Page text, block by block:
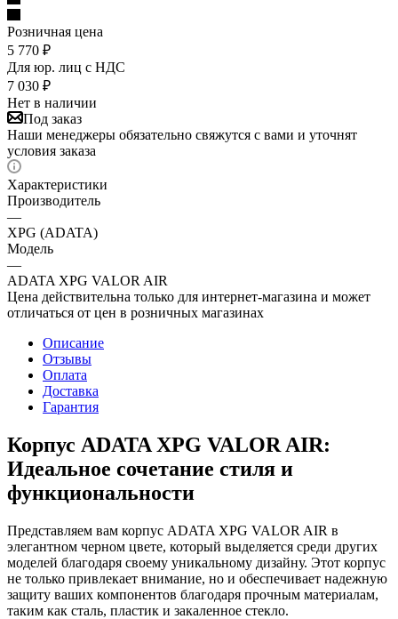
Розничная цена
5 770 ₽
Для юр. лиц c НДС
7 030 ₽
Нет в наличии
Под заказ
Наши менеджеры обязательно свяжутся с вами и уточнят
условия заказа
Характеристики
Производитель
—
XPG (ADATA)
Модель
—
ADATA XPG VALOR AIR
Цена действительна только для интернет-магазина и может
отличаться от цен в розничных магазинах
Описание
Отзывы
Оплата
Доставка
Гарантия
Корпус ADATA XPG VALOR AIR:
Идеальное сочетание стиля и
функциональности
Представляем вам корпус ADATA XPG VALOR AIR в
элегантном черном цвете, который выделяется среди других
моделей благодаря своему уникальному дизайну. Этот корпус
не только привлекает внимание, но и обеспечивает надежную
защиту ваших компонентов благодаря прочным материалам,
таким как сталь, пластик и закаленное стекло.